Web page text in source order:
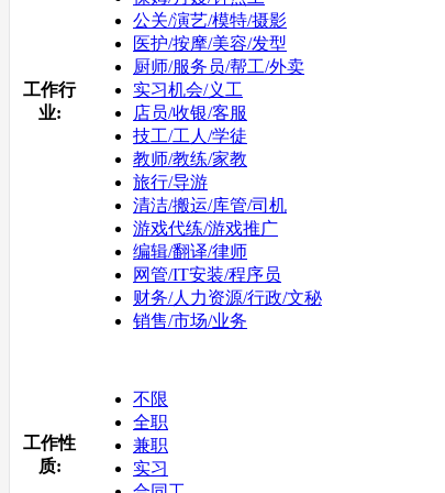
工作行
业:
公关/演艺/模特/摄影
医护/按摩/美容/发型
厨师/服务员/帮工/外卖
实习机会/义工
店员/收银/客服
技工/工人/学徒
教师/教练/家教
旅行/导游
清洁/搬运/库管/司机
游戏代练/游戏推广
编辑/翻译/律师
网管/IT安装/程序员
财务/人力资源/行政/文秘
销售/市场/业务
工作性
质:
不限
全职
兼职
实习